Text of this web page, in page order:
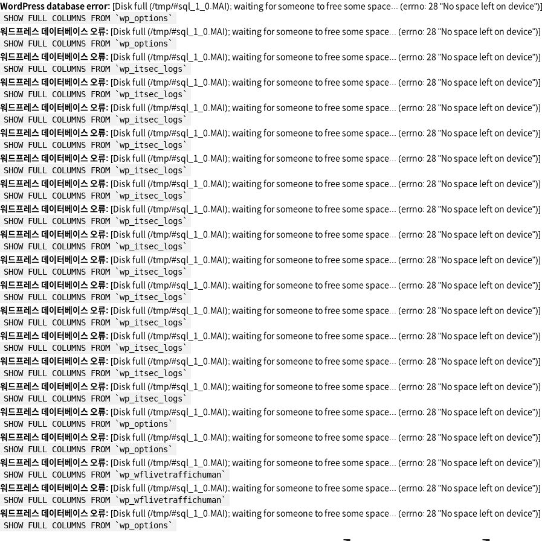
WordPress database error: [Disk full (/tmp/#sql_1_0.MAI); waiting for someone to free some space... (errno: 28 "No space left on device")]
SHOW FULL COLUMNS FROM `wp_options`
워드프레스 데이터베이스 오류: [Disk full (/tmp/#sql_1_0.MAI); waiting for someone to free some space... (errno: 28 "No space left on device")]
SHOW FULL COLUMNS FROM `wp_options`
워드프레스 데이터베이스 오류: [Disk full (/tmp/#sql_1_0.MAI); waiting for someone to free some space... (errno: 28 "No space left on device")]
SHOW FULL COLUMNS FROM `wp_itsec_logs`
워드프레스 데이터베이스 오류: [Disk full (/tmp/#sql_1_0.MAI); waiting for someone to free some space... (errno: 28 "No space left on device")]
SHOW FULL COLUMNS FROM `wp_itsec_logs`
워드프레스 데이터베이스 오류: [Disk full (/tmp/#sql_1_0.MAI); waiting for someone to free some space... (errno: 28 "No space left on device")]
SHOW FULL COLUMNS FROM `wp_itsec_logs`
워드프레스 데이터베이스 오류: [Disk full (/tmp/#sql_1_0.MAI); waiting for someone to free some space... (errno: 28 "No space left on device")]
SHOW FULL COLUMNS FROM `wp_itsec_logs`
워드프레스 데이터베이스 오류: [Disk full (/tmp/#sql_1_0.MAI); waiting for someone to free some space... (errno: 28 "No space left on device")]
SHOW FULL COLUMNS FROM `wp_itsec_logs`
워드프레스 데이터베이스 오류: [Disk full (/tmp/#sql_1_0.MAI); waiting for someone to free some space... (errno: 28 "No space left on device")]
SHOW FULL COLUMNS FROM `wp_itsec_logs`
워드프레스 데이터베이스 오류: [Disk full (/tmp/#sql_1_0.MAI); waiting for someone to free some space... (errno: 28 "No space left on device")]
SHOW FULL COLUMNS FROM `wp_itsec_logs`
워드프레스 데이터베이스 오류: [Disk full (/tmp/#sql_1_0.MAI); waiting for someone to free some space... (errno: 28 "No space left on device")]
SHOW FULL COLUMNS FROM `wp_itsec_logs`
워드프레스 데이터베이스 오류: [Disk full (/tmp/#sql_1_0.MAI); waiting for someone to free some space... (errno: 28 "No space left on device")]
SHOW FULL COLUMNS FROM `wp_itsec_logs`
워드프레스 데이터베이스 오류: [Disk full (/tmp/#sql_1_0.MAI); waiting for someone to free some space... (errno: 28 "No space left on device")]
SHOW FULL COLUMNS FROM `wp_itsec_logs`
워드프레스 데이터베이스 오류: [Disk full (/tmp/#sql_1_0.MAI); waiting for someone to free some space... (errno: 28 "No space left on device")]
SHOW FULL COLUMNS FROM `wp_itsec_logs`
워드프레스 데이터베이스 오류: [Disk full (/tmp/#sql_1_0.MAI); waiting for someone to free some space... (errno: 28 "No space left on device")]
SHOW FULL COLUMNS FROM `wp_itsec_logs`
워드프레스 데이터베이스 오류: [Disk full (/tmp/#sql_1_0.MAI); waiting for someone to free some space... (errno: 28 "No space left on device")]
SHOW FULL COLUMNS FROM `wp_itsec_logs`
워드프레스 데이터베이스 오류: [Disk full (/tmp/#sql_1_0.MAI); waiting for someone to free some space... (errno: 28 "No space left on device")]
SHOW FULL COLUMNS FROM `wp_itsec_logs`
워드프레스 데이터베이스 오류: [Disk full (/tmp/#sql_1_0.MAI); waiting for someone to free some space... (errno: 28 "No space left on device")]
SHOW FULL COLUMNS FROM `wp_options`
워드프레스 데이터베이스 오류: [Disk full (/tmp/#sql_1_0.MAI); waiting for someone to free some space... (errno: 28 "No space left on device")]
SHOW FULL COLUMNS FROM `wp_options`
워드프레스 데이터베이스 오류: [Disk full (/tmp/#sql_1_0.MAI); waiting for someone to free some space... (errno: 28 "No space left on device")]
SHOW FULL COLUMNS FROM `wp_wflivetraffichuman`
워드프레스 데이터베이스 오류: [Disk full (/tmp/#sql_1_0.MAI); waiting for someone to free some space... (errno: 28 "No space left on device")]
SHOW FULL COLUMNS FROM `wp_wflivetraffichuman`
워드프레스 데이터베이스 오류: [Disk full (/tmp/#sql_1_0.MAI); waiting for someone to free some space... (errno: 28 "No space left on device")]
SHOW FULL COLUMNS FROM `wp_options`